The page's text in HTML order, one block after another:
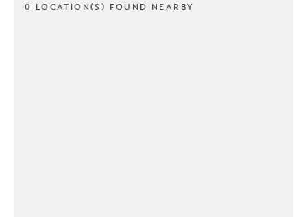
0 LOCATION(S) FOUND NEARBY